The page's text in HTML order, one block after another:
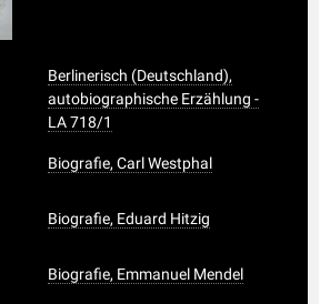
Berlinerisch (Deutschland),
autobiographische Erzählung -
LA 718/1
Biografie, Carl Westphal
Biografie, Eduard Hitzig
Biografie, Emmanuel Mendel